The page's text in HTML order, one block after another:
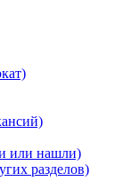
или нашли)
разделов)